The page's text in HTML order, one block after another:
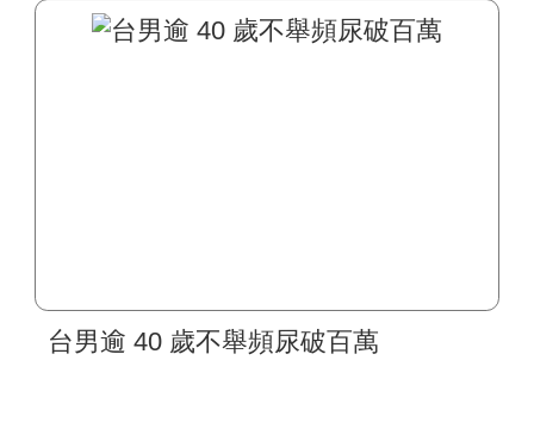
台男逾 40 歲不舉頻尿破百萬